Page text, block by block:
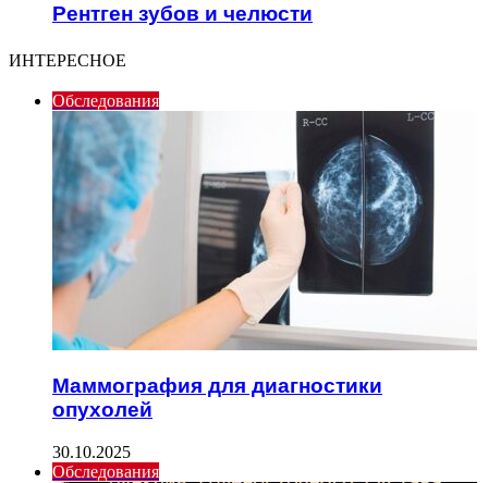
Рентген зубов и челюсти
ИНТЕРЕСНОЕ
Обследования
Маммография для диагностики
опухолей
30.10.2025
Обследования